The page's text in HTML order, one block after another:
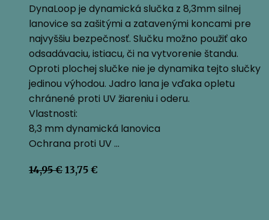
DynaLoop je dynamická slučka z 8,3mm silnej
lanovice sa zašitými a zatavenými koncami pre
najvyššiu bezpečnosť. Slučku možno použiť ako
odsadávaciu, istiacu, či na vytvorenie štandu.
Oproti plochej slučke nie je dynamika tejto slučky
jedinou výhodou. Jadro lana je vďaka opletu
chránené proti UV žiareniu i oderu.
Vlastnosti:
8,3 mm dynamická lanovica
Ochrana proti UV …
14,95€ Pôvodná
13,75 €